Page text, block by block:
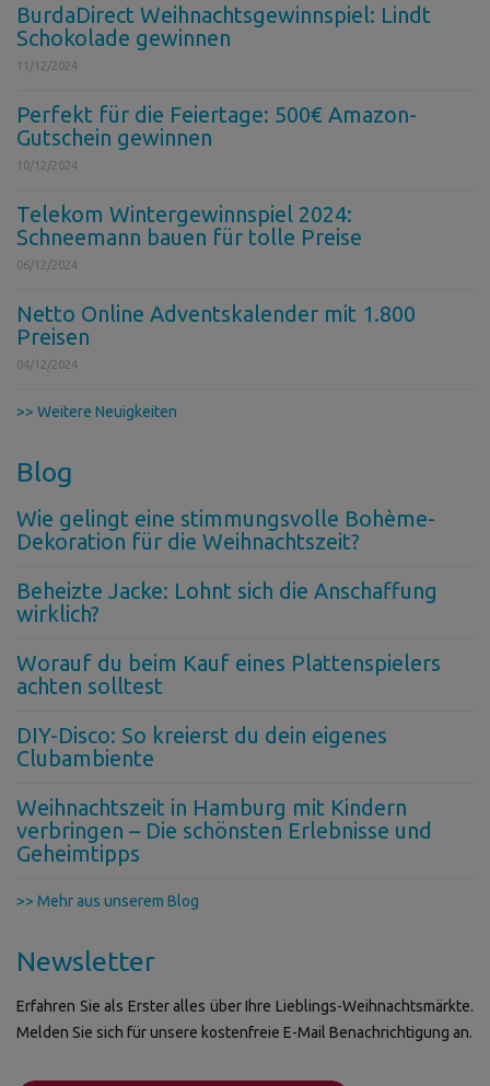
BurdaDirect Weihnachtsgewinnspiel: Lindt
Schokolade gewinnen
11/12/2024
Perfekt für die Feiertage: 500€ Amazon-
Gutschein gewinnen
10/12/2024
Telekom Wintergewinnspiel 2024:
Schneemann bauen für tolle Preise
06/12/2024
Netto Online Adventskalender mit 1.800
Preisen
04/12/2024
>> Weitere Neuigkeiten
Blog
Wie gelingt eine stimmungsvolle Bohème-
Dekoration für die Weihnachtszeit?
Beheizte Jacke: Lohnt sich die Anschaffung
wirklich?
Worauf du beim Kauf eines Plattenspielers
achten solltest
DIY-Disco: So kreierst du dein eigenes
Clubambiente
Weihnachtszeit in Hamburg mit Kindern
verbringen – Die schönsten Erlebnisse und
Geheimtipps
>> Mehr aus unserem Blog
Newsletter
Erfahren Sie als Erster alles über Ihre Lieblings-Weihnachtsmärkte.
Melden Sie sich für unsere kostenfreie E-Mail Benachrichtigung an.